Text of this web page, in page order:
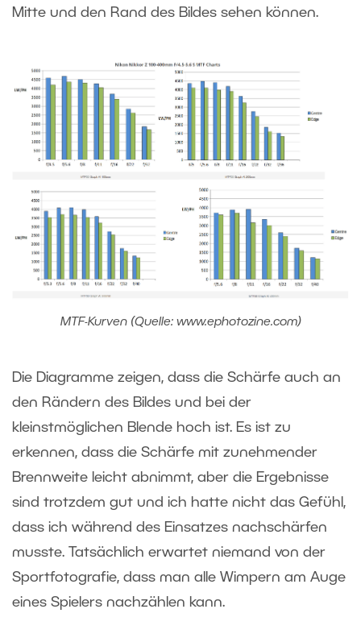
Mitte und den Rand des Bildes sehen können.
MTF-Kurven (Quelle: www.ephotozine.com)
Die Diagramme zeigen, dass die Schärfe auch an
den Rändern des Bildes und bei der
kleinstmöglichen Blende hoch ist. Es ist zu
erkennen, dass die Schärfe mit zunehmender
Brennweite leicht abnimmt, aber die Ergebnisse
sind trotzdem gut und ich hatte nicht das Gefühl,
dass ich während des Einsatzes nachschärfen
musste. Tatsächlich erwartet niemand von der
Sportfotografie, dass man alle Wimpern am Auge
eines Spielers nachzählen kann.